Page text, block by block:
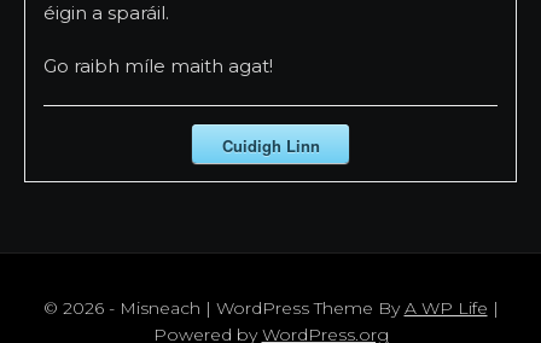
éigin a sparáil.
Go raibh míle maith agat!
Cuidigh Linn
© 2026 - Misneach | WordPress Theme ByA WP Life |
Powered byWordPress.org